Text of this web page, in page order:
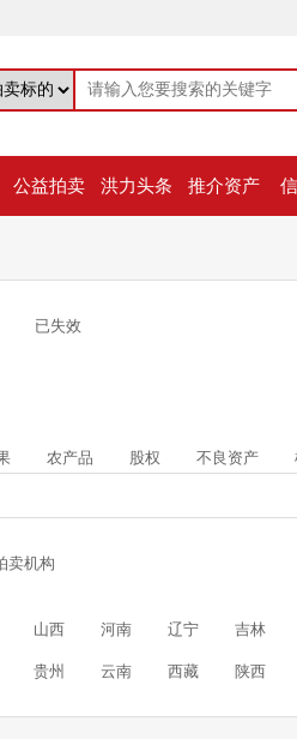
公益拍卖 洪力头条 推介资产
已失效
农产品 股权 不良资产
卖机构
山西 河南 辽宁 吉林
贵州 云南 西藏 陕西